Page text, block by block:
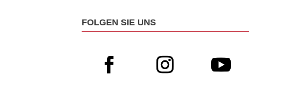
FOLGEN SIE UNS